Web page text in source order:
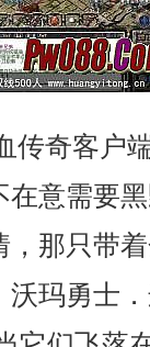
传奇客户
在意需要
，那只带
沃玛勇士